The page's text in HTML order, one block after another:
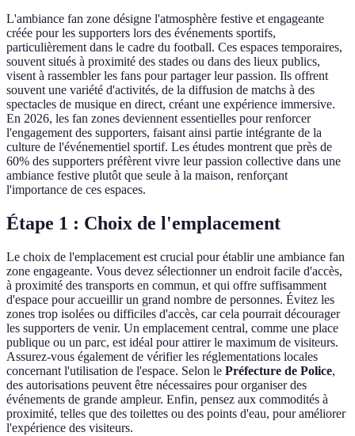
L'ambiance fan zone désigne l'atmosphère festive et engageante
créée pour les supporters lors des événements sportifs,
particulièrement dans le cadre du football. Ces espaces temporaires,
souvent situés à proximité des stades ou dans des lieux publics,
visent à rassembler les fans pour partager leur passion. Ils offrent
souvent une variété d'activités, de la diffusion de matchs à des
spectacles de musique en direct, créant une expérience immersive.
En 2026, les fan zones deviennent essentielles pour renforcer
l'engagement des supporters, faisant ainsi partie intégrante de la
culture de l'événementiel sportif. Les études montrent que près de
60% des supporters préfèrent vivre leur passion collective dans une
ambiance festive plutôt que seule à la maison, renforçant
l'importance de ces espaces.
Étape 1 : Choix de l'emplacement
Le choix de l'emplacement est crucial pour établir une ambiance fan
zone engageante. Vous devez sélectionner un endroit facile d'accès,
à proximité des transports en commun, et qui offre suffisamment
d'espace pour accueillir un grand nombre de personnes. Évitez les
zones trop isolées ou difficiles d'accès, car cela pourrait décourager
les supporters de venir. Un emplacement central, comme une place
publique ou un parc, est idéal pour attirer le maximum de visiteurs.
Assurez-vous également de vérifier les réglementations locales
concernant l'utilisation de l'espace. Selon le Préfecture de Police,
des autorisations peuvent être nécessaires pour organiser des
événements de grande ampleur. Enfin, pensez aux commodités à
proximité, telles que des toilettes ou des points d'eau, pour améliorer
l'expérience des visiteurs.